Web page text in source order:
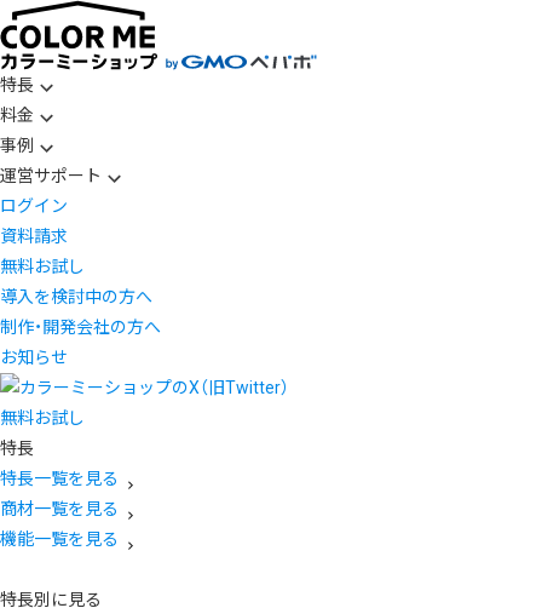
特長
料金
事例
運営サポート
ログイン
資料請求
無料お試し
導入を検討中の方へ
制作・開発会社の方へ
お知らせ
無料お試し
特長
特長一覧を見る
商材一覧を見る
機能一覧を見る
特長別に見る